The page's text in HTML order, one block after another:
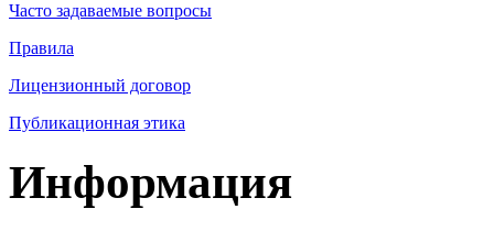
Часто задаваемые вопросы
Правила
Лицензионный договор
Публикационная этика
Информация